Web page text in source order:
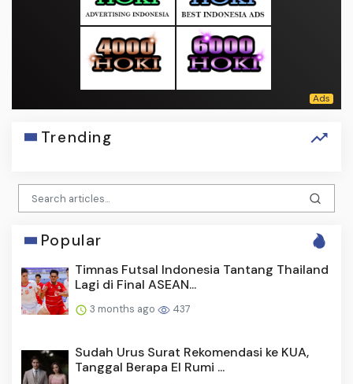
Trending
Popular
Timnas Futsal Indonesia Tantang Thailand
Lagi di Final ASEAN...
3 months ago 437
Sudah Urus Surat Rekomendasi ke KUA,
Tanggal Berapa El Rumi ...